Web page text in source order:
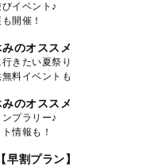
イベント♪
開催！
みのオススメ
きたい夏祭り
料イベントも
みのオススメ
プラリー♪
情報も！
早割プラン】